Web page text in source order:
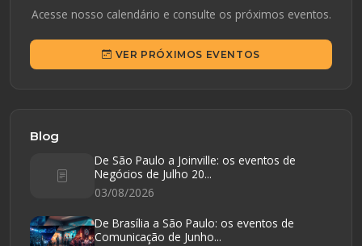
Acesse nosso calendário e consulte os próximos eventos.
VER PRÓXIMOS EVENTOS
Blog
De São Paulo a Joinville: os eventos de
Negócios de Julho 20...
03/08/2026
De Brasília a São Paulo: os eventos de
Comunicação de Junho...